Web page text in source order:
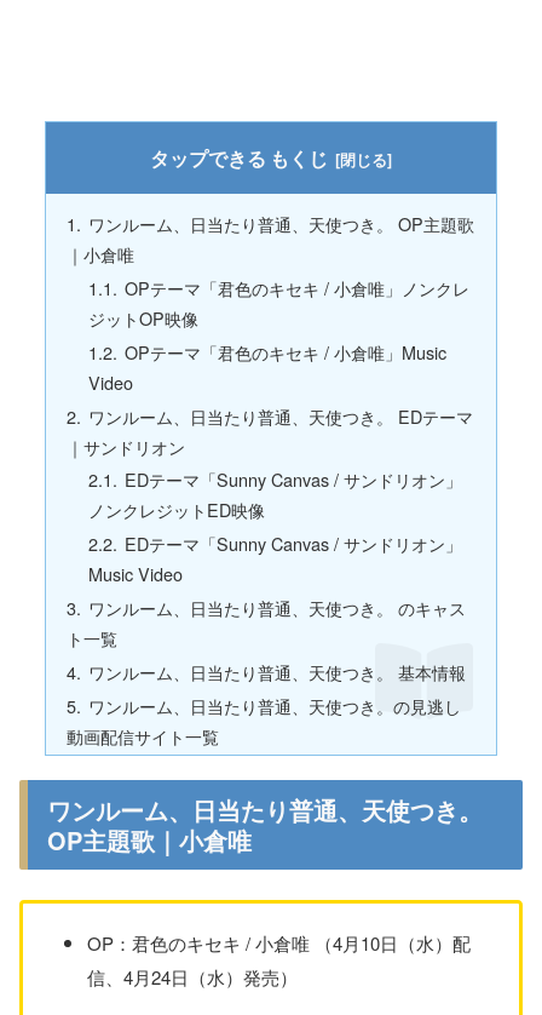
もくじ
ワンルーム、日当たり普通、天使つき。 OP主題歌
｜小倉唯
OPテーマ「君色のキセキ / 小倉唯」ノンクレ
ジットOP映像
OPテーマ「君色のキセキ / 小倉唯」Music
Video
ワンルーム、日当たり普通、天使つき。 EDテーマ
｜サンドリオン
EDテーマ「Sunny Canvas / サンドリオン」
ノンクレジットED映像
EDテーマ「Sunny Canvas / サンドリオン」
Music Video
ワンルーム、日当たり普通、天使つき。 のキャス
ト一覧
ワンルーム、日当たり普通、天使つき。 基本情報
ワンルーム、日当たり普通、天使つき。の見逃し
動画配信サイト一覧
ワンルーム、日当たり普通、天使つき。
OP主題歌｜小倉唯
OP：君色のキセキ / 小倉唯 （4月10日（水）配
信、4月24日（水）発売）